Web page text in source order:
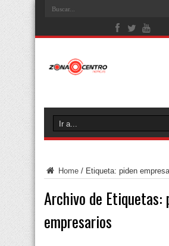
Home / Etiqueta: piden
Archivo de Etiquetas:
empresarios